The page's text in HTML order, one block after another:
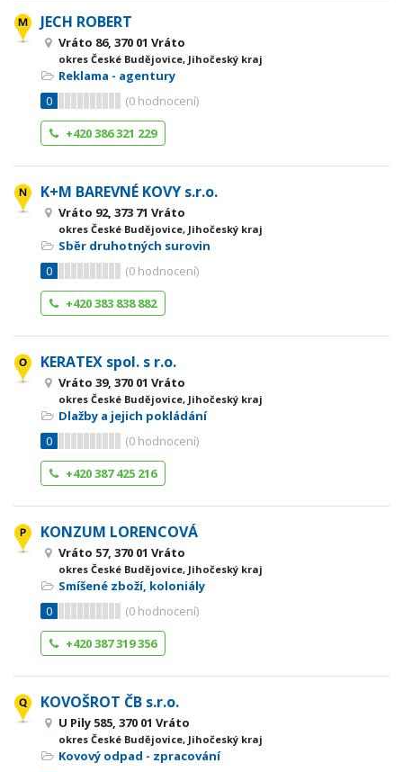
JECH ROBERT
Vráto 86, 370 01 Vráto
okres České Budějovice, Jihočeský kraj
Reklama - agentury
0
(0 hodnocení)
+420 386 321 229
K+M BAREVNÉ KOVY s.r.o.
Vráto 92, 373 71 Vráto
okres České Budějovice, Jihočeský kraj
Sběr druhotných surovin
0
(0 hodnocení)
+420 383 838 882
KERATEX spol. s r.o.
Vráto 39, 370 01 Vráto
okres České Budějovice, Jihočeský kraj
Dlažby a jejich pokládání
0
(0 hodnocení)
+420 387 425 216
KONZUM LORENCOVÁ
Vráto 57, 370 01 Vráto
okres České Budějovice, Jihočeský kraj
Smíšené zboží, koloniály
0
(0 hodnocení)
+420 387 319 356
KOVOŠROT ČB s.r.o.
U Pily 585, 370 01 Vráto
okres České Budějovice, Jihočeský kraj
Kovový odpad - zpracování